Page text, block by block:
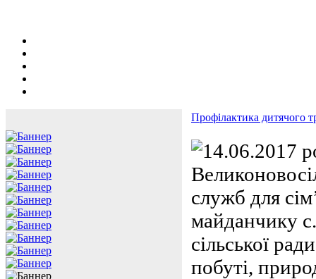
Профілактика дитячого
14.06.2017
служб для
майданчику
сільської
побуті,